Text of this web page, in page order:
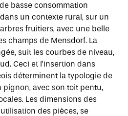
basse consommation
un contexte rural, sur un
fruitiers, avec une belle
champs de Mensdorf. La
suit les courbes de niveau,
Ceci et l’insertion dans
déterminent la typologie de
pignon, avec son toit pentu,
Les dimensions des
des pièces, se